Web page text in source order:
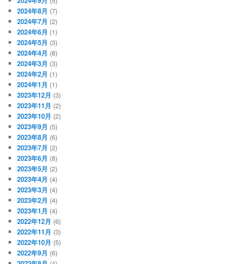
2024年8月 (7)
2024年7月 (2)
2024年6月 (1)
2024年5月 (3)
2024年4月 (8)
2024年3月 (3)
2024年2月 (1)
2024年1月 (1)
2023年12月 (3)
2023年11月 (2)
2023年10月 (2)
2023年9月 (5)
2023年8月 (6)
2023年7月 (2)
2023年6月 (8)
2023年5月 (2)
2023年4月 (4)
2023年3月 (4)
2023年2月 (4)
2023年1月 (4)
2022年12月 (6)
2022年11月 (3)
2022年10月 (5)
2022年9月 (6)